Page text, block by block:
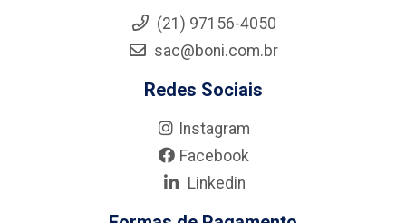
(21) 97156-4050
sac@boni.com.br
Redes Sociais
Instagram
Facebook
Linkedin